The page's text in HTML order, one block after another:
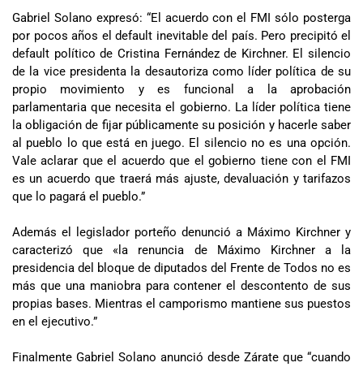
Gabriel Solano expresó: “El acuerdo con el FMI sólo posterga
por pocos años el default inevitable del país. Pero precipitó el
default político de Cristina Fernández de Kirchner. El silencio
de la vice presidenta la desautoriza como líder política de su
propio movimiento y es funcional a la aprobación
parlamentaria que necesita el gobierno. La líder política tiene
la obligación de fijar públicamente su posición y hacerle saber
al pueblo lo que está en juego. El silencio no es una opción.
Vale aclarar que el acuerdo que el gobierno tiene con el FMI
es un acuerdo que traerá más ajuste, devaluación y tarifazos
que lo pagará el pueblo.”
Además el legislador porteño denunció a Máximo Kirchner y
caracterizó que «la renuncia de Máximo Kirchner a la
presidencia del bloque de diputados del Frente de Todos no es
más que una maniobra para contener el descontento de sus
propias bases. Mientras el camporismo mantiene sus puestos
en el ejecutivo.”
Finalmente Gabriel Solano anunció desde Zárate que “cuando